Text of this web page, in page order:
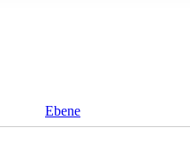
Ebene